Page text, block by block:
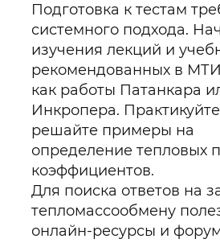
Подготовка к тестам
системного подхода.
изучения лекций и
рекомендованных в
как работы Патанкара
Инкропера.
решайте примеры на
определение тепловых
коэффициентов.
Для поиска ответов на
тепломассообмену
онлайн-ресурсы и